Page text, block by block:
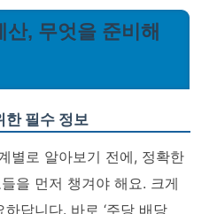
, 무엇을 준비해
한 필수 정보
별로 알아보기 전에, 정확한
을 먼저 챙겨야 해요. 크게
답니다. 바로 ‘주당 배당